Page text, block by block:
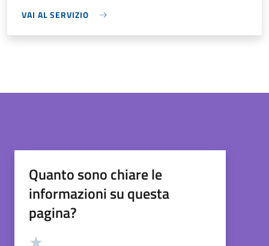
VAI AL SERVIZIO
Quanto sono chiare le
informazioni su questa
pagina?
Valutazione